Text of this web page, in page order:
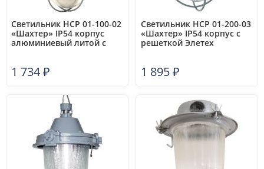
Светильник НСР 01-100-02
«Шахтер» IP54 корпус
алюминиевый литой с
1 734₽
Светильник НСР 01-200-03
«Шахтер» IP54 корпус с
решеткой Элетех
1 895₽